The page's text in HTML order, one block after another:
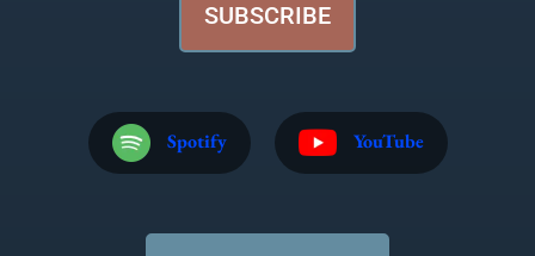
SUBSCRIBE
Spotify YouTube